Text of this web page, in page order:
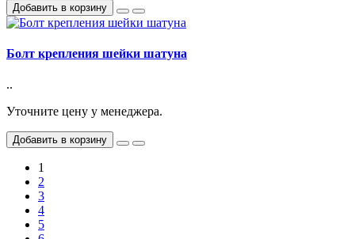
Добавить в корзину
Болт крепления шейки шатуна
..
Уточните цену у менеджера.
Добавить в корзину
1
2
3
4
5